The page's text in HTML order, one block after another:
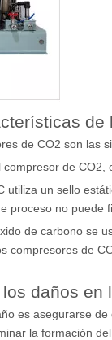
de
de CO2 son las
de
utiliza un sello
proceso no puede
de carbono se
compresores de
daños en
es asegurarse
la formación